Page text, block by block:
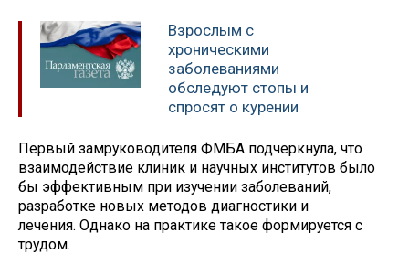
Взрослым с
хроническими
заболеваниями
обследуют стопы и
спросят о курении
Первый замруководителя ФМБА подчеркнула, что
взаимодействие клиник и научных институтов было
бы эффективным при изучении заболеваний,
разработке новых методов диагностики и
лечения. Однако на практике такое формируется с
трудом.